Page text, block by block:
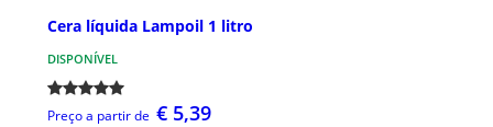
Cera líquida Lampoil 1 litro
DISPONÍVEL
Preço a partir de € 5,39